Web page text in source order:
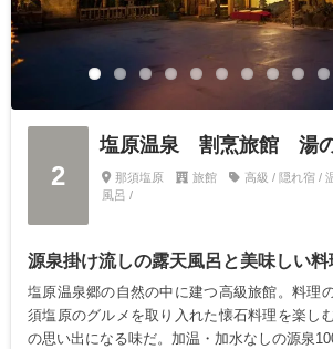
2
塩原温泉 割烹旅館 湯
那須塩原 旅館
高級 / 隠れ宿 /
風呂 /
源泉掛け流しの露天風呂と美味しい
塩原温泉郷の自然の中に建つ高級旅館。料理
須塩原のグルメを取り入れた懐石料理を楽し
の思い出になる味だ。加温・加水なしの源泉